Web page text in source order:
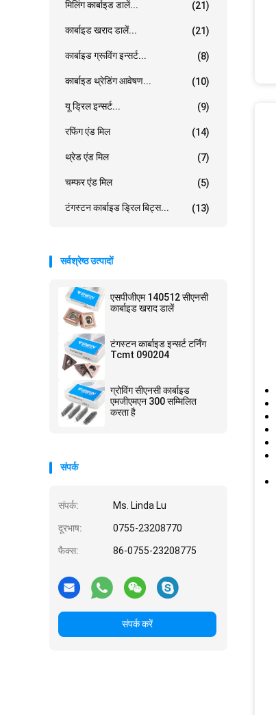
मिलिंग कार्बाइड डालें... (21)
कार्बाइड खराद डालें... (21)
कार्बाइड ग्रूविंग इन्सर्ट... (8)
कार्बाइड थ्रेडिंग आवेषण... (10)
यू ड्रिल इन्सर्ट... (9)
रफिंग एंड मिल (14)
थ्रेड एंड मिल (7)
चम्फर एंड मिल (5)
टंगस्टन कार्बाइड ड्रिल बिट्स... (13)
सर्वश्रेष्ठ उत्पादों
एसपीजीएम 140512 सीएनसी
कार्बाइड खराद डालें
टंगस्टन कार्बाइड इन्सर्ट टर्निंग
Tcmt 090204
ग्रोविंग सीएनसी कार्बाइड
एमजीएमएन 300 सम्मिलित
करता है
संपर्क
संपर्क: Ms. Linda Lu
दूरभाष: 0755-23208770
फैक्स: 86-0755-23208775
संपर्क करें